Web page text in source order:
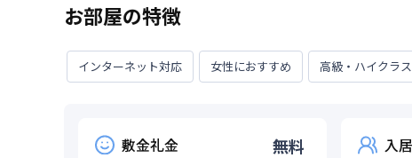
お部屋の特徴
インターネット対応 女性におすすめ 高級・ハイクラス
敷金礼金 無料 入